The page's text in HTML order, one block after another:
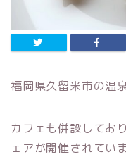
福岡県久留米市の温
カフェも併設してお
ェアが開催されてい